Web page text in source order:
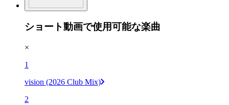
ショート動画で使用可能な楽曲
×
1
vision (2026 Club Mix)
2